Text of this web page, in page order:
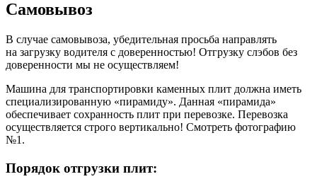
Самовывоз
В случае самовывоза, убедительная просьба направлять
на загрузку водителя с доверенностью! Отгрузку слэбов без
доверенности мы не осуществляем!
Машина для транспортировки каменных плит должна иметь
специализированную «пирамиду». Данная «пирамида»
обеспечивает сохранность плит при перевозке. Перевозка
осуществляется строго вертикально! Смотреть фотографию
№1.
Порядок отгрузки плит: